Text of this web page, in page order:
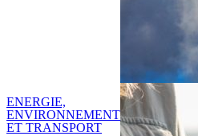
ENERGIE,
ENVIRONNEMENT
ET TRANSPORT